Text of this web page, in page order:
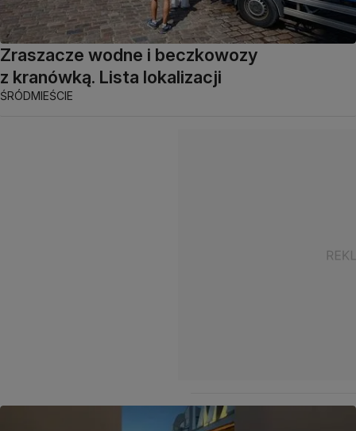
Zraszacze wodne i beczkowozy
z kranówką. Lista lokalizacji
ŚRÓDMIEŚCIE